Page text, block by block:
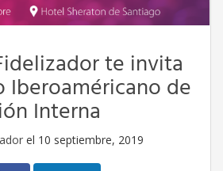
te invita
Iberoaméricano de
Interna
el 10 septiembre, 2019